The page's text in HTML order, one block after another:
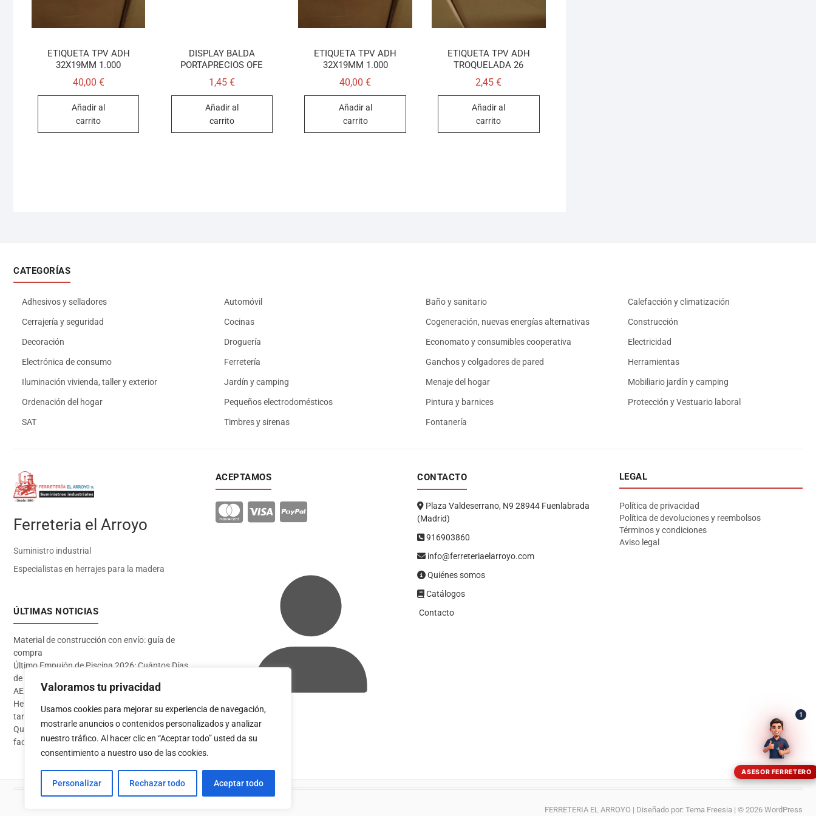
Valoramos tu privacidad
Usamos cookies para mejorar su experiencia de navegación,
mostrarle anuncios o contenidos personalizados y analizar
nuestro tráfico. Al hacer clic en “Aceptar todo” usted da su
consentimiento a nuestro uso de las cookies.
Personalizar Rechazar todo Aceptar todo
ETIQUETA TPV ADH
32X19MM 1.000
40,00 €
Añadir al
carrito
DISPLAY BALDA
PORTAPRECIOS OFE
1,45 €
Añadir al
carrito
ETIQUETA TPV ADH
32X19MM 1.000
40,00€
Añadir al
carrito
ETIQUETA TPV ADH
TROQUELADA 26
2,45€
Añadir al
carrito
CATEGORÍAS
Adhesivos y selladores Automóvil Baño y sanitario Calefacción y climatización
Cerrajería y seguridad Cocinas Cogeneración, nuevas energías alternativas Construcción
Decoración Droguería Economato y consumibles cooperativa Electricidad
Electrónica de consumo Ferretería Ganchos y colgadores de pared Herramientas
Iluminación vivienda, taller y exterior Jardín y camping Menaje del hogar Mobiliario jardín y camping
Ordenación del hogar Pequeños electrodomésticos Pintura y barnices Protección y Vestuario laboral
SAT Timbres y sirenas Fontanería
Ferreteria el Arroyo
Suministro industrial
Especialistas en herrajes para la madera
ÚLTIMAS NOTICIAS
Material de construcción con envío: guía de
compra
Último Empujón de Piscina 2026: Cuántos Días
de Baño te Quedan en Madrid Sur (Datos
AEMET)
Herramientas imprescindibles para instalar
tarima flotante
Qué pintura usar en exterior: guía completa para
fachadas 2026
ACEPTAMOS
Acceder
CONTACTO
Plaza Valdeserrano, N9 28944 Fuenlabrada
(Madrid)
916903860
info@ferreteriaelarroyo.com
Quiénes somos
Catálogos
Contacto
LEGAL
Política de privacidad
Política de devoluciones y reembolsos
Términos y condiciones
Aviso legal
FERRETERIA EL ARROYO | Diseñado por: Tema Freesia | © 2026 WordPress
ASESOR FERRETERO
1
Asesor El Arroyo
En línea · responde en segundos
WhatsApp